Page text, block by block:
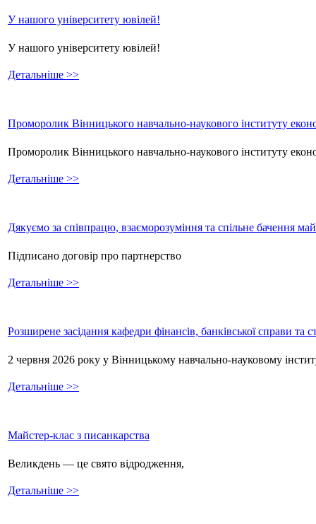
У нашого університету ювілей!
У нашого університету ювілей!
Детальніше >>
Проморолик Вінницького навчально-наукового інституту
Проморолик Вінницького навчально-наукового інституту
Детальніше >>
Дякуємо за співпрацю, взаєморозуміння та спільне бачення
Підписано договір про партнерство
Детальніше >>
Розширене засідання кафедри фінансів, банківської справи та
2 червня 2026 року у Вінницькому навчально-науковому
Детальніше >>
Майстер-клас з писанкарства
Великдень — це свято відродження,
Детальніше >>